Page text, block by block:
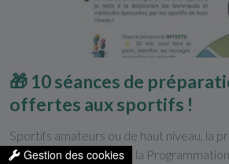
🎁 10 séances de
offertes aux sportifs !
Sportifs amateurs ou de haut niveau, la
avec des outils tels que la
Gestion des cookies